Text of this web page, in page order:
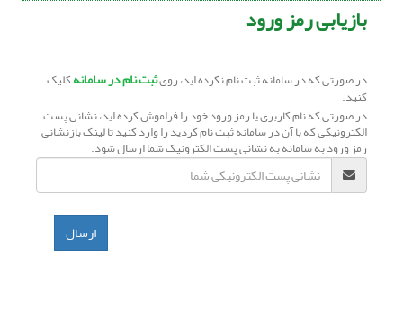
بازیابی رمز ورود
در صورتی که در سامانه ثبت نام نکرده اید، رویثبت نام در سامانهکلیک
کنید.
در صورتی که نام کاربری یا رمز ورود خود را فراموش کرده اید، نشانی پست
الکترونیکی که با آن در سامانه ثبت نام کردید را وارد کنید تا لینک بازنشانی
رمز ورود به سامانه به نشانی پست الکترونیک شما ارسال شود.
ارسال